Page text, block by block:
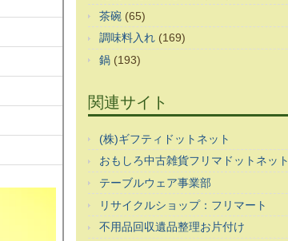
茶碗 (65)
調味料入れ (169)
鍋 (193)
関連サイト
(株)ギフティドットネット
おもしろ中古雑貨フリマドットネット
テーブルウェア事業部
リサイクルショップ：フリマート
不用品回収遺品整理お片付け